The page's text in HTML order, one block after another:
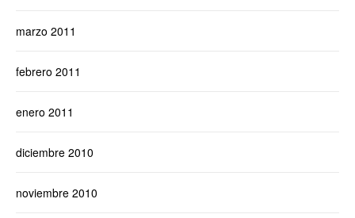
marzo 2011
febrero 2011
enero 2011
diciembre 2010
noviembre 2010